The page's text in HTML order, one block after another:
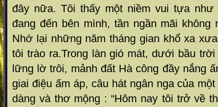
đây nữa. Tôi thấy một niềm vui tựa như
đang đến bên mình, tần ngần mãi không
Nhớ lại những năm tháng gian khổ xa
tôi trào ra.Trong làn gió mát, dưới bầu
lững lờ trôi, mảnh đất Hà công đầy nắng
giai điệu ấm áp, câu hát ngân nga của
dàng và thơ mộng : “Hôm nay tôi trở về